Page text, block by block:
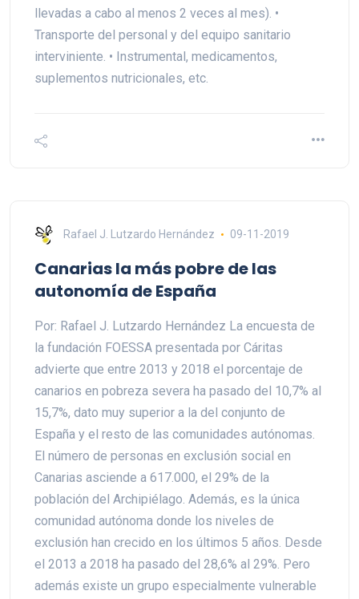
llevadas a cabo al menos 2 veces al mes). •
Transporte del personal y del equipo sanitario
interviniente. • Instrumental, medicamentos,
suplementos nutricionales, etc.
Rafael J. Lutzardo Hernández 09-11-2019
Canarias la más pobre de las
autonomía de España
Por: Rafael J. Lutzardo Hernández La encuesta de
la fundación FOESSA presentada por Cáritas
advierte que entre 2013 y 2018 el porcentaje de
canarios en pobreza severa ha pasado del 10,7% al
15,7%, dato muy superior a la del conjunto de
España y el resto de las comunidades autónomas.
El número de personas en exclusión social en
Canarias asciende a 617.000, el 29% de la
población del Archipiélago. Además, es la única
comunidad autónoma donde los niveles de
exclusión han crecido en los últimos 5 años. Desde
el 2013 a 2018 ha pasado del 28,6% al 29%. Pero
además existe un grupo especialmente vulnerable